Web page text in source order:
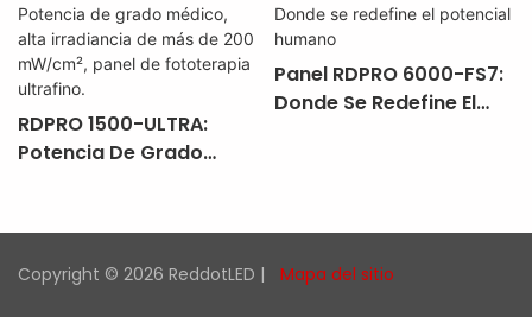
RDPRO 1500-ULTRA:
Potencia De Grado
MW/cm², Panel De
Fototerapia Ultrafino.
Panel RDPRO 6000-FS7:
Donde Se Redefine El
Copyright © 2026 ReddotLED | Mapa del sitio